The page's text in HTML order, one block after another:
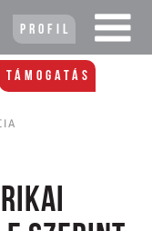
Profil
Támogatás